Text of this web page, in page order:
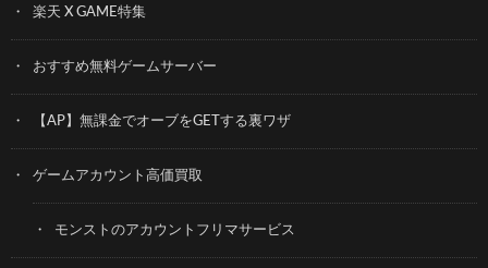
楽天 X GAME特集
おすすめ無料ゲームサーバー
【AP】無課金でオーブをGETする裏ワザ
ゲームアカウント高価買取
モンストのアカウントフリマサービス